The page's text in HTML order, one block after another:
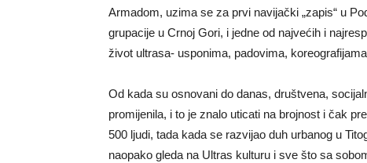
Armadom, uzima se za prvi navijački „zapis“ u
grupacije u Crnoj Gori, i jedne od najvećih i
život ultrasa- usponima, padovima,
Od kada su osnovani do danas, društvena,
promijenila, i to je znalo uticati na brojnost i čak
500 ljudi, tada kada se razvijao duh urbanog u
naopako gleda na Ultras kulturu i sve što sa